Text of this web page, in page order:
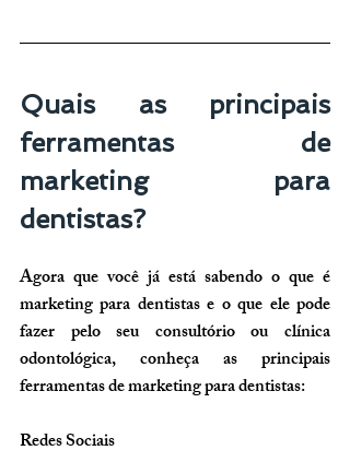
Quais as principais
ferramentas de
marketing para
dentistas?
Agora que você já está sabendo o que é
marketing para dentistas e o que ele pode
fazer pelo seu consultório ou clínica
odontológica, conheça as principais
ferramentas de marketing para dentistas:
Redes Sociais